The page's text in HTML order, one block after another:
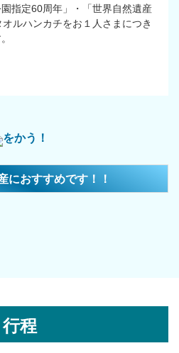
指定60周年」・「世界自然遺産
ルハンカチをお１人さまにつき
をかう！
におすすめです！！
行程